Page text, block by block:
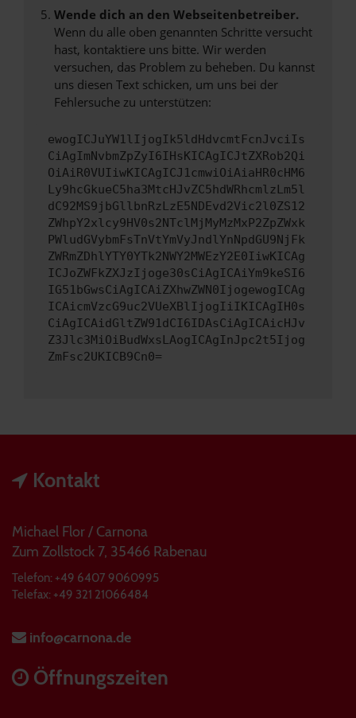
Wende dich an den Webseitenbetreiber.
Wenn du alle oben genannten Schritte versucht
hast, kontaktiere uns bitte. Wir werden
versuchen, das Problem zu beheben. Du kannst
uns diesen Text schicken, um uns bei der
Fehlersuche zu unterstützen:
ewogICJuYW1lIjogIk5ldHdvcmtFcnJvciIs
CiAgImNvbmZpZyI6IHsKICAgICJtZXRob2Qi
OiAiR0VUIiwKICAgICJ1cmwiOiAiaHR0cHM6
Ly9hcGkueC5ha3MtcHJvZC5hdWRhcmlzLm5l
dC92MS9jbGllbnRzLzE5NDEvd2Vic2l0ZS12
ZWhpY2xlcy9HV0s2NTclMjMyMzMxP2ZpZWxk
PWludGVybmFsTnVtYmVyJndlYnNpdGU9NjFk
ZWRmZDhlYTY0YTk2NWY2MWEzY2E0IiwKICAg
ICJoZWFkZXJzIjoge30sCiAgICAiYm9keSI6
IG51bGwsCiAgICAiZXhwZWN0IjogewogICAg
ICAicmVzcG9uc2VUeXBlIjogIiIKICAgIH0s
CiAgICAidGltZW91dCI6IDAsCiAgICAicHJv
Z3Jlc3MiOiBudWxsLAogICAgInJpc2t5Ijog
ZmFsc2UKICB9Cn0=
Kontakt
Michael Flor / Carnona
Zum Zollstock 7, 35466 Rabenau
Telefon: +49 6407 9060995
Telefax: +49 321 21066484
info@carnona.de
Öffnungszeiten